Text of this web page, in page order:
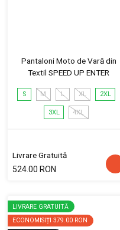
Pantaloni Moto de Vară din
Textil SPEED UP ENTER
S M L XL 2XL
3XL 4XL
Livrare Gratuită
524.00 RON
LIVRARE GRATUITĂ
ECONOMISIȚI 379.00 RON